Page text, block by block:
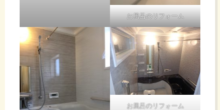
お風呂のリフォーム
お風呂のリフォーム